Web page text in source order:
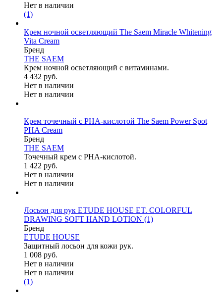
Нет в наличии
(1)
Крем ночной осветляющий The Saem Miracle Whitening
Vita Cream
Бренд
THE SAEM
Крем ночной осветляющий с витаминами.
4 432 руб.
Нет в наличии
Нет в наличии
Крем точечный с PHA-кислотой The Saem Power Spot
PHA Cream
Бренд
THE SAEM
Точечный крем с PHA-кислотой.
1 422 руб.
Нет в наличии
Нет в наличии
Лосьон для рук ETUDE HOUSE ET. COLORFUL
DRAWING SOFT HAND LOTION (1)
Бренд
ETUDE HOUSE
Защитный лосьон для кожи рук.
1 008 руб.
Нет в наличии
Нет в наличии
(1)